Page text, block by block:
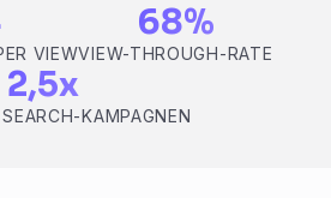
VIEW
68%
VIEW-THROUGH-RATE
2,5x
KAMPAGNEN